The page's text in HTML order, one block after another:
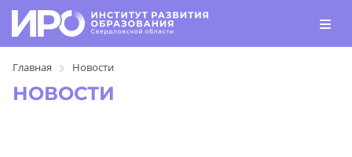
Главная Новости
НОВОСТИ